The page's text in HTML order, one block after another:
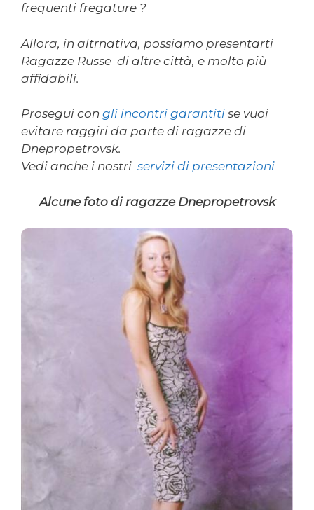
frequenti fregature ?
Allora, in altrnativa, possiamo presentarti
Ragazze Russe di altre città, e molto più
affidabili.
Prosegui con gli incontri garantiti se vuoi
evitare raggiri da parte di ragazze di
Dnepropetrovsk.
Vedi anche i nostri servizi di presentazioni
Alcune foto di ragazze Dnepropetrovsk